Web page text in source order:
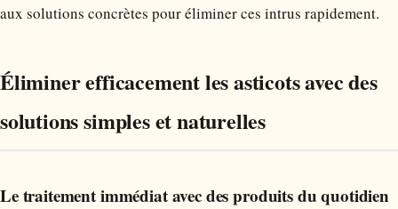
aux solutions concrètes pour éliminer ces intrus rapidement.
Éliminer efficacement les asticots avec des
solutions simples et naturelles
Le traitement immédiat avec des produits du quotidien